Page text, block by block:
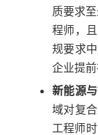
质要求
程师，
规要求
企业提前
新能源
域对复
工程师